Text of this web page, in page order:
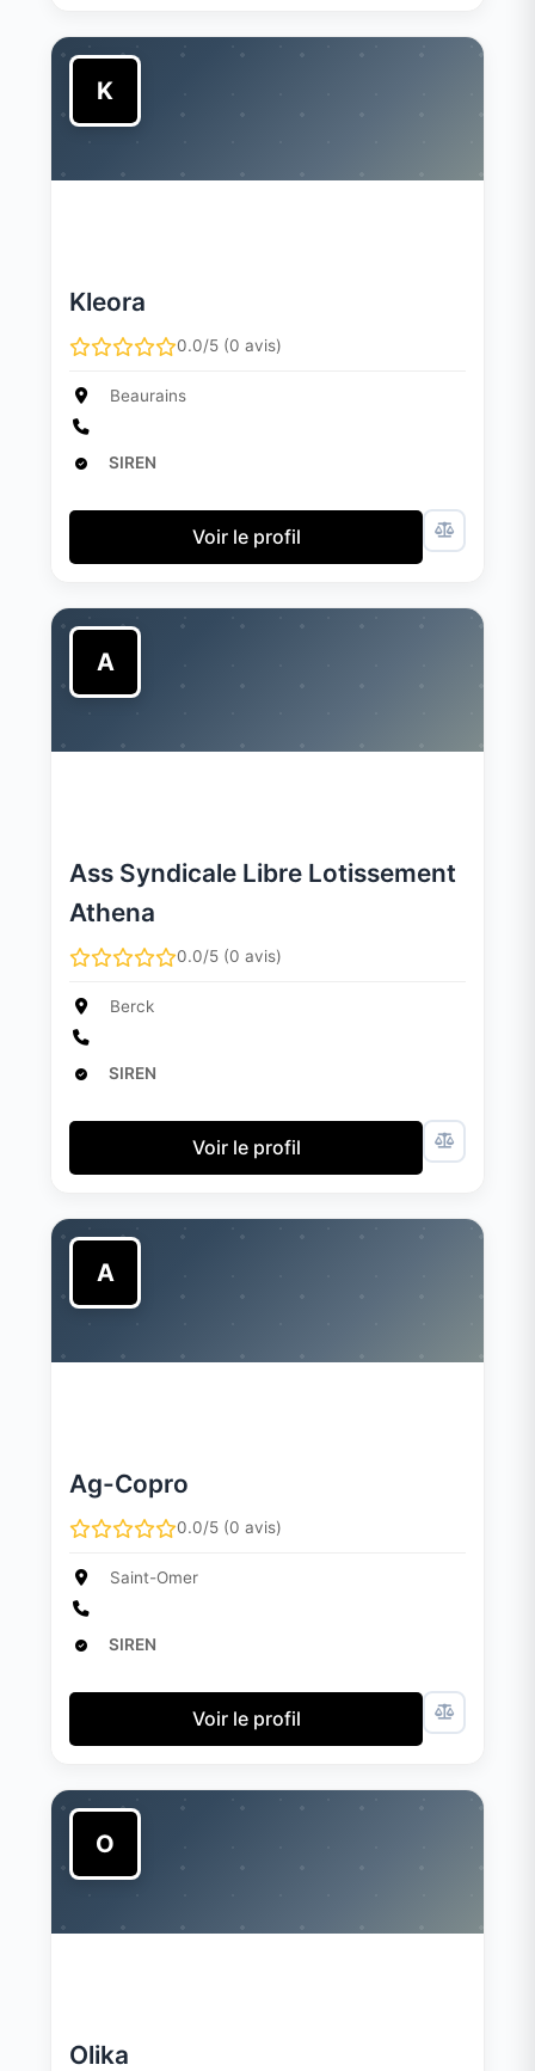
K
Kleora
0.0/5 (0 avis)
Beaurains
SIREN
Voir le profil
A
Ass Syndicale Libre Lotissement
Athena
0.0/5 (0 avis)
Berck
SIREN
Voir le profil
A
Ag-Copro
0.0/5 (0 avis)
Saint-Omer
SIREN
Voir le profil
O
Olika